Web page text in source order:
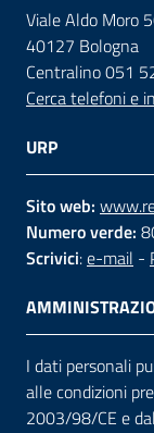
Viale Aldo Moro
40127 Bologna
Centralino 051
Cerca telefoni e
URP
Sito web:
Numero verde:
Scrivici:e-mail -
I dati personali
alle condizioni
2003/98/CE e